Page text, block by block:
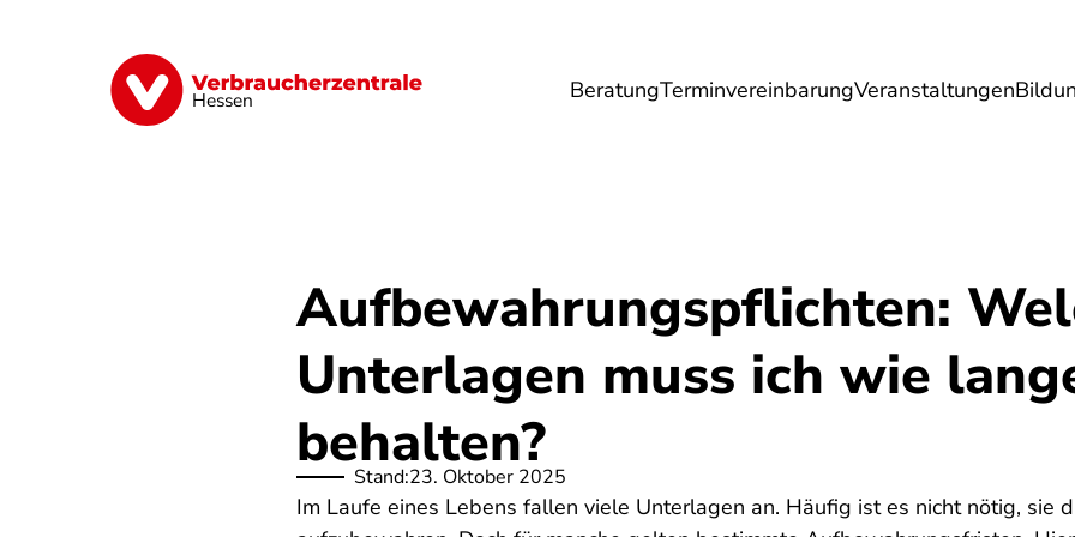
Hessen BeratungTerminvereinbarungVeranstaltungen
Digitales Energie Finanzen Gesundheit Lebensmittel Reise
Aufbewahrungspflichten:
Unterlagen muss ich wie
behalten?
Stand:23. Oktober 2025
Im Laufe eines Lebens fallen viele Unterlagen an. Häufig ist es nicht nötig, sie